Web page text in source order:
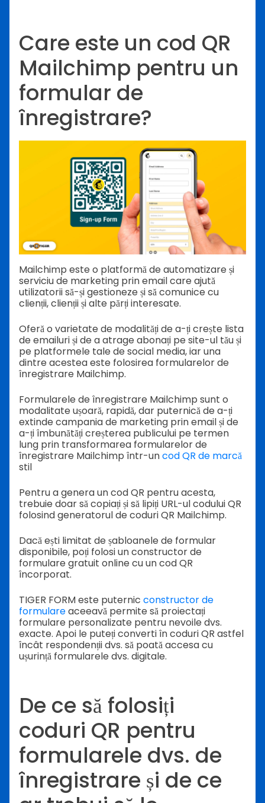
Care este un cod QR
Mailchimp pentru un
formular de
înregistrare?
Mailchimp este o platformă de automatizare și
serviciu de marketing prin email care ajută
utilizatorii să-și gestioneze și să comunice cu
clienții, clienții și alte părți interesate.
Oferă o varietate de modalități de a-ți crește lista
de emailuri și de a atrage abonați pe site-ul tău și
pe platformele tale de social media, iar una
dintre acestea este folosirea formularelor de
înregistrare Mailchimp.
Formularele de înregistrare Mailchimp sunt o
modalitate ușoară, rapidă, dar puternică de a-ți
extinde campania de marketing prin email și de
a-ți îmbunătăți creșterea publicului pe termen
lung prin transformarea formularelor de
înregistrare Mailchimp într-uncod QR de marcă
stil
Pentru a genera un cod QR pentru acesta,
trebuie doar să copiați și să lipiți URL-ul codului QR
folosind generatorul de coduri QR Mailchimp.
Dacă ești limitat de șabloanele de formular
disponibile, poți folosi un constructor de
formulare gratuit online cu un cod QR
încorporat.
TIGER FORM este puternic constructor de
formulareaceeavă permite să proiectați
formulare personalizate pentru nevoile dvs.
exacte. Apoi le puteți converti în coduri QR astfel
încât respondenții dvs. să poată accesa cu
ușurință formularele dvs. digitale.
De ce să folosiți
coduri QR pentru
formularele dvs. de
înregistrare și de ce